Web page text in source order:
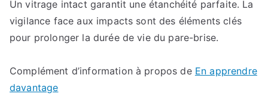
Un vitrage intact garantit une étanchéité parfaite. La
vigilance face aux impacts sont des éléments clés
pour prolonger la durée de vie du pare-brise.
Complément d’information à propos de En apprendre
davantage